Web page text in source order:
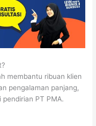
membantu ribuan klien
pengalaman panjang,
PT PMA.